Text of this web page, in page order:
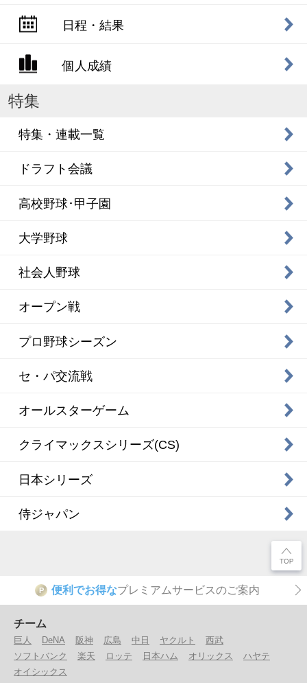
日程・結果
個人成績
特集
特集・連載一覧
ドラフト会議
高校野球･甲子園
大学野球
社会人野球
オープン戦
プロ野球シーズン
セ・パ交流戦
オールスターゲーム
クライマックスシリーズ(CS)
日本シリーズ
侍ジャパン
P 便利でお得なプレミアムサービスのご案内
チーム
巨人 DeNA 阪神 広島 中日 ヤクルト
西武
ソフトバンク
楽天 ロッテ 日本ハム オリックス
ハヤテ
オイシックス